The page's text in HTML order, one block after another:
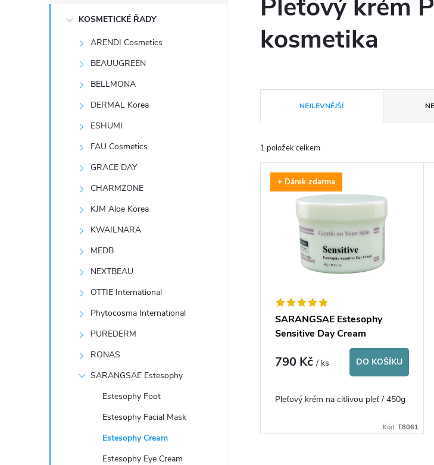
KOSMETICKÉ ŘADY
ARENDI Cosmetics
BEAUUGREEN
BELLMONA
DERMAL Korea
ESHUMI
FAU Cosmetics
GRACE DAY
CHARMZONE
KJM Aloe Korea
KWAILNARA
MEDB
NEXTBEAU
OTTIE International
Phytocosma International
PUREDERM
RONAS
SARANGSAE Estesophy
Estesophy Foot
Estesophy Facial Mask
Estesophy Cream
Estesophy Eye Cream
Pleťový krém
kosmetika
a
z
e
k
NEJLEVNĚJŠÍ
1 položek celkem
V
u
+ Dárek zdarma
SARANGSAE Estesophy
Sensitive Day Cream
790 Kč/ ks DO KOŠÍKU
Pleťový krém na citlivou pleť / 450g
Kód:T8061